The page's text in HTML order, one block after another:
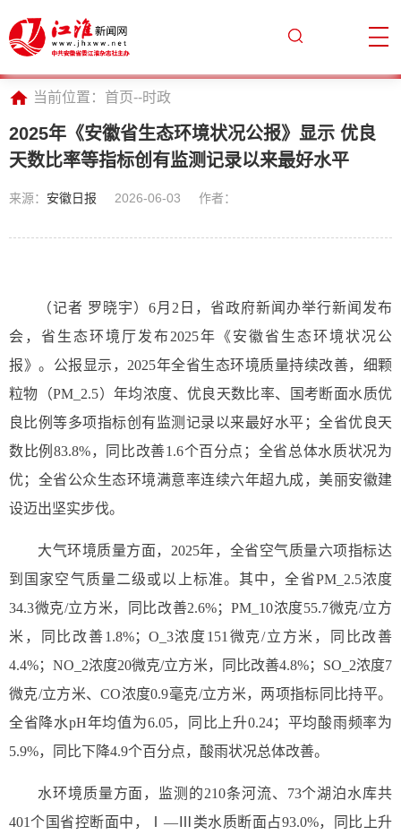
当前位置： 首页--时政
2025年《安徽省生态环境状况公报》显示 优良
天数比率等指标创有监测记录以来最好水平
来源： 安徽日报 2026-06-03 作者：
（记者 罗晓宇）6月2日，省政府新闻办举行新闻发布
会，省生态环境厅发布2025年《安徽省生态环境状况公
报》。公报显示，2025年全省生态环境质量持续改善，细颗
粒物（PM_2.5）年均浓度、优良天数比率、国考断面水质优
良比例等多项指标创有监测记录以来最好水平；全省优良天
数比例83.8%，同比改善1.6个百分点；全省总体水质状况为
优；全省公众生态环境满意率连续六年超九成，美丽安徽建
设迈出坚实步伐。
大气环境质量方面，2025年，全省空气质量六项指标达
到国家空气质量二级或以上标准。其中，全省PM_2.5浓度
34.3微克/立方米，同比改善2.6%；PM_10浓度55.7微克/立方
米，同比改善1.8%；O_3浓度151微克/立方米，同比改善
4.4%；NO_2浓度20微克/立方米，同比改善4.8%；SO_2浓度7
微克/立方米、CO浓度0.9毫克/立方米，两项指标同比持平。
全省降水pH年均值为6.05，同比上升0.24；平均酸雨频率为
5.9%，同比下降4.9个百分点，酸雨状况总体改善。
水环境质量方面，监测的210条河流、73个湖泊水库共
401个国省控断面中，Ⅰ—Ⅲ类水质断面占93.0%，同比上升